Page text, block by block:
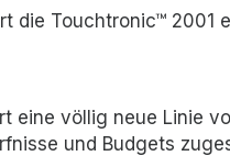
die Touchtronic™
eine völlig neue Linie
und Budgets